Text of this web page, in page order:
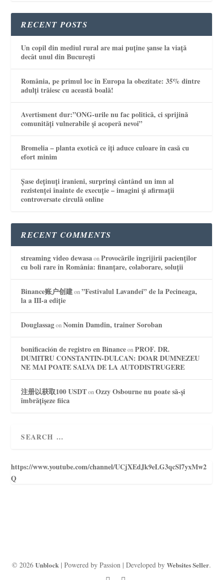
RECENT POSTS
Un copil din mediul rural are mai puține șanse la viață
decât unul din București
România, pe primul loc în Europa la obezitate: 35% dintre
adulți trăiesc cu această boală!
Avertisment dur:”ONG-urile nu fac politică, ci sprijină
comunități vulnerabile și acoperă nevoi”
Bromelia – planta exotică ce îți aduce culoare în casă cu
efort minim
Șase deținuți iranieni, surprinși cântând un imn al
rezistenței înainte de execuție – imagini și afirmații
controversate circulă online
RECENT COMMENTS
streaming video dewasaonProvocările îngrijirii pacienților
cu boli rare în România: finanțare, colaborare, soluții
Binance账户创建on”Festivalul Lavandei” de la Pecineaga,
la a III-a ediție
DouglassagonNomin Damdin, trainer Soroban
bonificación de registro en BinanceonPROF. DR.
DUMITRU CONSTANTIN-DULCAN: DOAR DUMNEZEU
NE MAI POATE SALVA DE LA AUTODISTRUGERE
注册以获取100 USDTonOzzy Osbourne nu poate să-și
îmbrățișeze fiica
https://www.youtube.com/channel/UCjXEdJk9eLG3qcSl7yxMw2
Q
© 2026 Unblock | Powered by Passion | Developed by Websites Seller.